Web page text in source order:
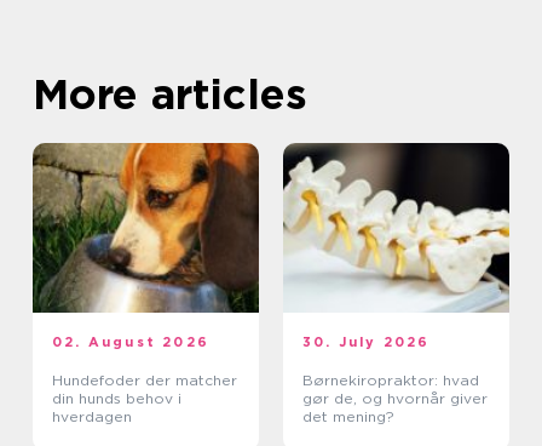
More articles
02. August 2026
Hundefoder der matcher
din hunds behov i
hverdagen
30. July 2026
Børnekiropraktor: hvad
gør de, og hvornår giver
det mening?